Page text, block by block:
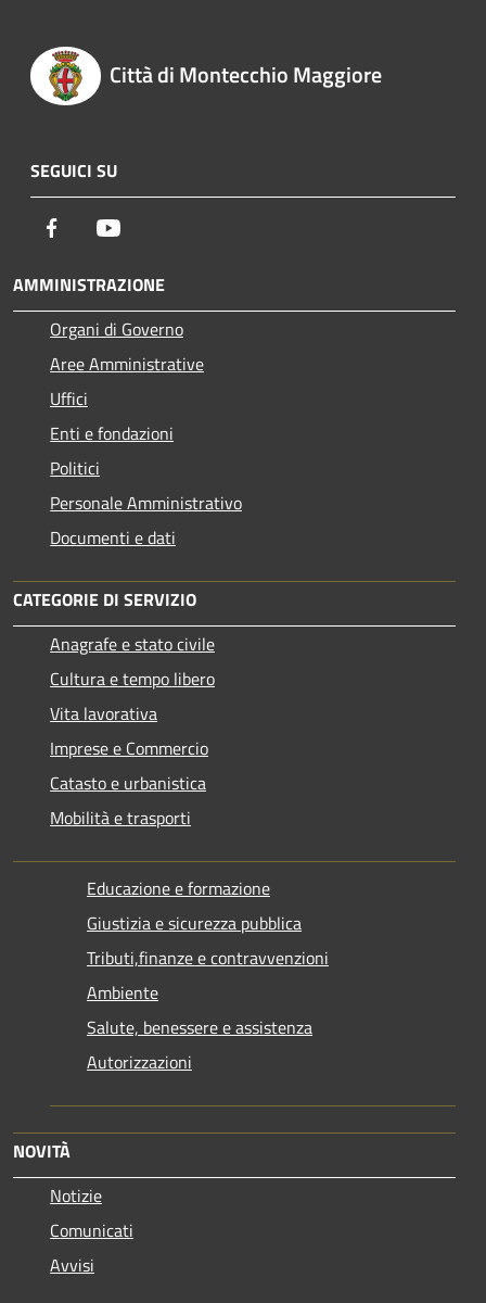
Città di Montecchio Maggiore
SEGUICI SU
Facebook
AMMINISTRAZIONE
Organi di Governo
Aree Amministrative
Uffici
Enti e fondazioni
Politici
Personale Amministrativo
Documenti e dati
CATEGORIE DI SERVIZIO
Anagrafe e stato civile
Cultura e tempo libero
Vita lavorativa
Imprese e Commercio
Catasto e urbanistica
Mobilità e trasporti
Educazione e formazione
Giustizia e sicurezza pubblica
Tributi,finanze e contravvenzioni
Ambiente
Salute, benessere e assistenza
Autorizzazioni
NOVITÀ
Notizie
Comunicati
Avvisi